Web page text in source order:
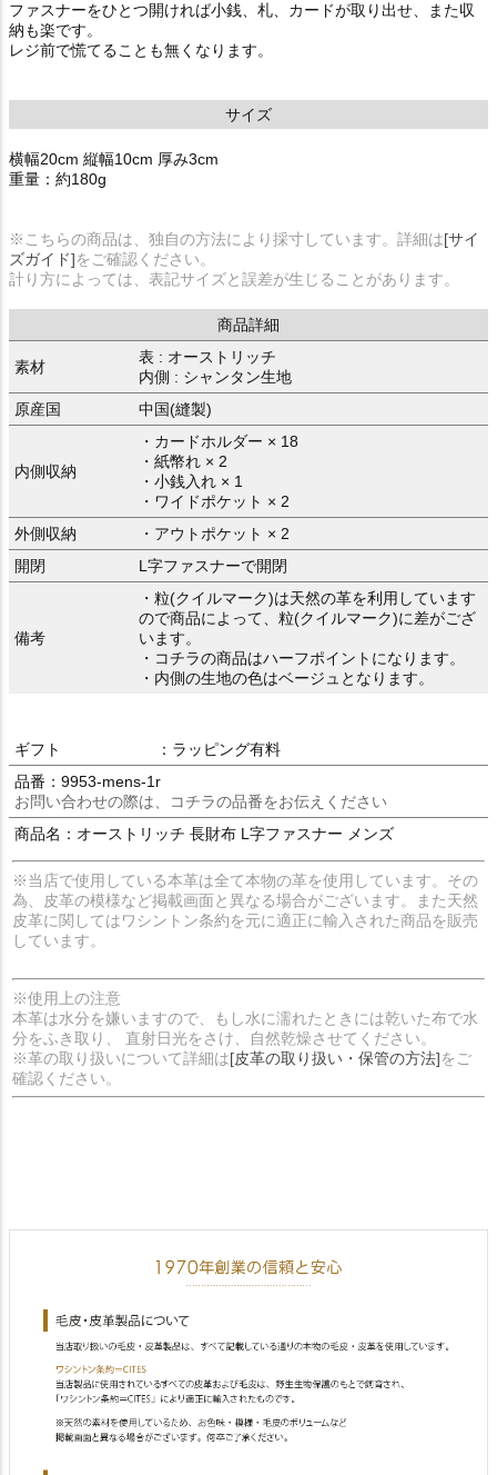
ファスナーをひとつ開ければ小銭、札、カードが取り出せ、また収
納も楽です。
レジ前で慌てることも無くなります。
サイズ
横幅20cm 縦幅10cm 厚み3cm
重量：約180g
※こちらの商品は、独自の方法により採寸しています。詳細は[サイ
ズガイド]をご確認ください。
計り方によっては、表記サイズと誤差が生じることがあります。
商品詳細
素材
表 : オーストリッチ
内側 : シャンタン生地
原産国
中国(縫製)
内側収納
・カードホルダー × 18
・紙幣れ × 2
・小銭入れ × 1
・ワイドポケット × 2
外側収納
・アウトポケット × 2
開閉
L字ファスナーで開閉
備考
・粒(クイルマーク)は天然の革を利用しています
ので商品によって、粒(クイルマーク)に差がござ
います。
・コチラの商品はハーフポイントになります。
・内側の生地の色はベージュとなります。
ギフト
：ラッピング有料
品番：9953-mens-1r
お問い合わせの際は、コチラの品番をお伝えください
商品名：オーストリッチ 長財布 L字ファスナー メンズ
※当店で使用している本革は全て本物の革を使用しています。その
為、皮革の模様など掲載画面と異なる場合がございます。また天然
皮革に関してはワシントン条約を元に適正に輸入された商品を販売
しています。
※使用上の注意
本革は水分を嫌いますので、もし水に濡れたときには乾いた布で水
分をふき取り、 直射日光をさけ、自然乾燥させてください。
※革の取り扱いについて詳細は[皮革の取り扱い・保管の方法]をご
確認ください。